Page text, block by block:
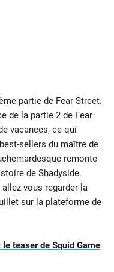
partie de Fear Street.
de la partie 2 de Fear
vacances, ce qui
sellers du maître de
remonte
de Shadyside.
vous regarder la
sur la plateforme de
le teaser de Squid Game